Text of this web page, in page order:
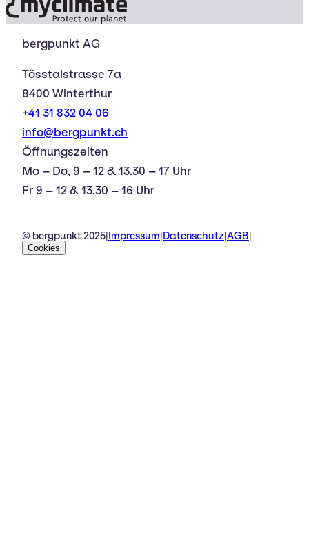
bergpunkt AG
Tösstalstrasse 7a
8400 Winterthur
+41 31 832 04 06
info@bergpunkt.ch
Öffnungszeiten
Mo – Do, 9 – 12 & 13.30 – 17 Uhr
Fr 9 – 12 & 13.30 – 16 Uhr
© bergpunkt 2025 Impressum Datenschutz AGB
Cookies